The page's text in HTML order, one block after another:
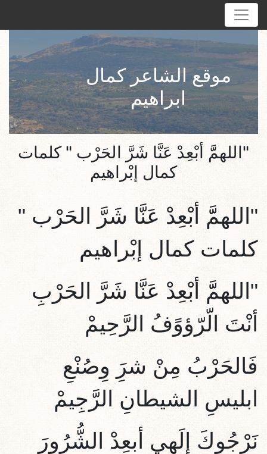
موقع الشاعر كمال
ابراهيم
"اللهمَّّ أبْعِدْ عَنَّا شَرَّ الحَرْب " كلمات
كمال إبْراهيم
"اللهمَّّ أبْعِدْ عَنَّا شَرَّ الحَرْب "
كلمات كمال إبْراهيم
"اللهمَّّ أبْعِدْ عَنَّا شَرَّ الحَرْبِ
أنْتَ الّرّؤوًفُ الرَّحِيمْ
فَالحَرْبُ مِنْ شرَِ وِصُنْعِ
ابليسِ الشيطانِ الرَّجِيمْ
نَرْجُوكَ إلَهِي أبعِدْ الشُّرُورَ